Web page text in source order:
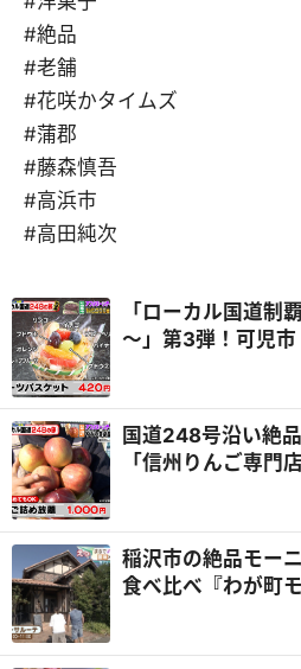
#絶品
#老舗
#花咲かタイムズ
#蒲郡
#藤森慎吾
#高浜市
#高田純次
「ローカル国道制
～」第3弾！可児
まり」バリエーシ
焼き！＆岐阜市「
ーツに目移りしま
ルド）』
国道248号沿い絶
「信州りんご専門
腹すぎる詰め放題
ー アルピーノ」生
ボート『PS純金（
稲沢市の絶品モー
食べ比べ『わが町